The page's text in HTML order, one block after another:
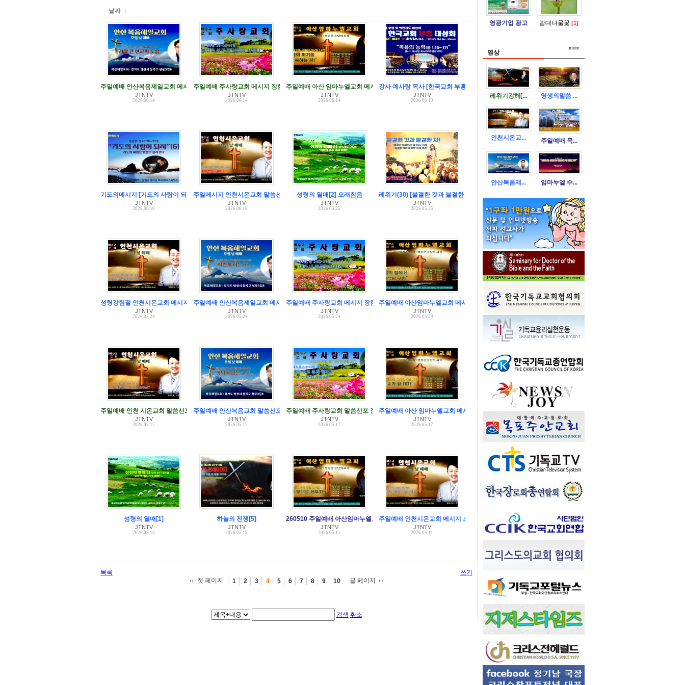
날짜
주일예배 안산복음제일교회 메시지 안치영 목사
JTNTV
2026.06.14
주일예배 주사랑교회 메시지 장한국 목사
JTNTV
2026.06.14
주일예배 아산 임마누엘교회 메시지 강익수 목사
JTNTV
2026.06.14
강사 예사랑 목사 [한국교회 부흥 대성회]
JTNTV
2026.06.13
기도의메시지 [기도의 사람이 되자][6]
JTNTV
2026.06.10
주일메시지 인천시온교회 말씀선포 조영만 목사
JTNTV
2026.06.10
성령의 열매[2] 오래참음
JTNTV
2026.05.25
레위기(30) [불결한 것과 불결한 자!]
JTNTV
2026.05.25
성령강림절 인천시온교회 메시지 조영만 목사
JTNTV
2026.05.24
주일예배 안산복음제일교회 메시지 안치영 목사
JTNTV
2026.05.24
주일예배 주사랑교회 메시지 장한국 목사
JTNTV
2026.05.24
주일예배 아산임마누엘교회 메시지 강익수 목사
JTNTV
2026.05.24
주일예배 인천 시온교회 말씀선포 조영만 목사
JTNTV
2026.05.17
주일예배 안산복음교회 말씀선포 안치영 목사
JTNTV
2026.05.17
주일예배 주사랑교회 말씀선포 장한국 목사
JTNTV
2026.05.17
주일예배 아산 임마누엘교회 메시지 선포 강익수 목사
JTNTV
2026.05.17
성령의 열매[1]
JTNTV
2026.05.15
하늘의 전쟁[5]
JTNTV
2026.05.15
260510 주일예배 아산임마누엘교회 메시지 강익수 목사
JTNTV
2026.05.11
주일예배 인천시온교회 메시지 조영만 목사
JTNTV
2026.05.11
목록
쓰기
첫 페이지
1 2 3 4 5 6 7 8 9 10 끝 페이지
검색 취소
영광기업 광고 광대나물꽃 [1]
영상
레위기강해[... 영생의말씀 ...
인천시온교... 주일예배 목...
안산복음제... 임마누엘 수...
more